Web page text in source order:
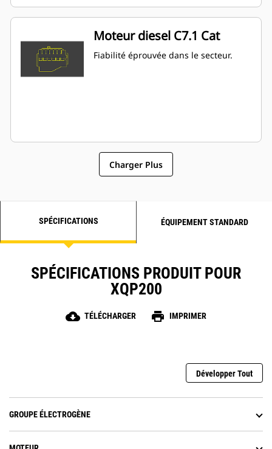
Moteur diesel C7.1 Cat
Fiabilité éprouvée dans le secteur.
Charger Plus
SPÉCIFICATIONS ÉQUIPEMENT STANDARD
SPÉCIFICATIONS PRODUIT POUR
XQP200
cloud_download TÉLÉCHARGER print IMPRIMER
Développer Tout
GROUPE ÉLECTROGÈNE